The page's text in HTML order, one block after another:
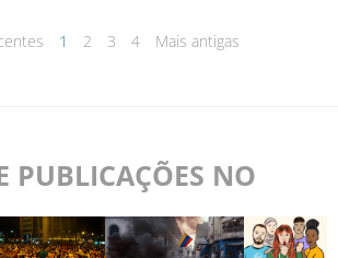
1 2 3 4 Mais antigas
PUBLICAÇÕES NO